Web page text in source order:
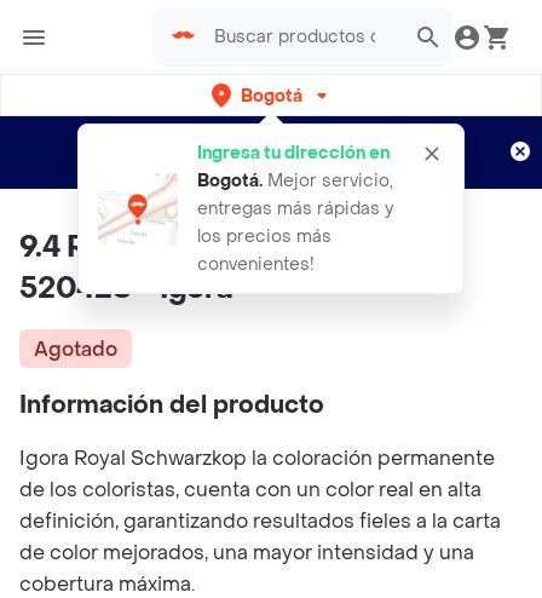
Bogotá
Ingresa tu dirección en
Bogotá. Mejor servicio,
entregas más rápidas y
los precios más
convenientes!
envíos gratis por semanas
Aplican TyC
9.4 Rubio Muy Claro Beige -
520428 - Igora
Agotado
Información del producto
Igora Royal Schwarzkop la coloración permanente
de los coloristas, cuenta con un color real en alta
definición, garantizando resultados fieles a la carta
de color mejorados, una mayor intensidad y una
cobertura máxima.